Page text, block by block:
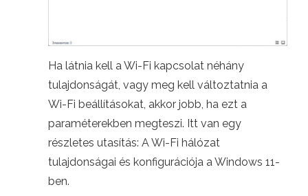
Ha látnia kell a Wi-Fi kapcsolat néhány
tulajdonságát, vagy meg kell változtatnia a
Wi-Fi beállításokat, akkor jobb, ha ezt a
paraméterekben megteszi. Itt van egy
részletes utasítás: A Wi-Fi hálózat
tulajdonságai és konfigurációja a Windows 11-
ben.